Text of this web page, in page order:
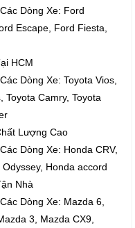
Dòng Xe: Ford
Escape, Ford Fiesta,
HCM
Dòng Xe: Toyota Vios,
Toyota Camry, Toyota
Lượng Cao
Dòng Xe: Honda CRV,
Honda accord
Nhà
Dòng Xe: Mazda 6,
3, Mazda CX9,